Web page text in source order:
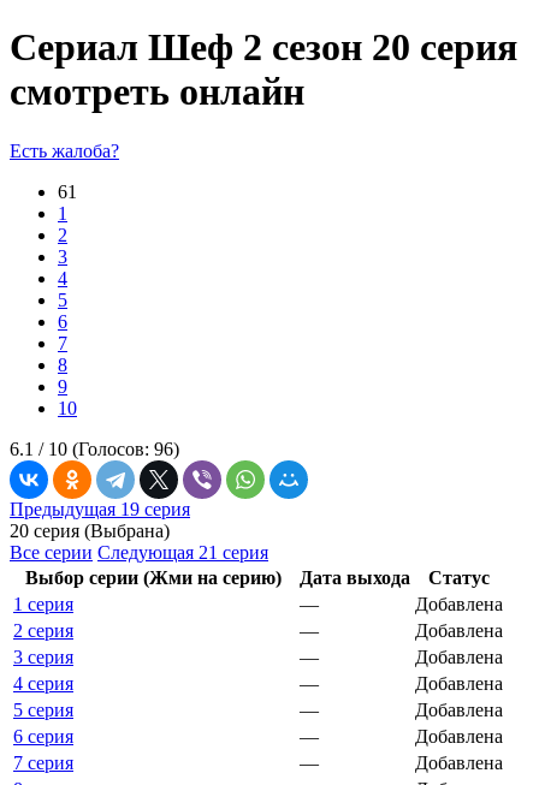
Сериал Шеф 2 сезон 20 серия
смотреть онлайн
Есть жалоба?
61
1
2
3
4
5
6
7
8
9
10
6.1 / 10 (Голосов: 96)
Предыдущая 19 серия
20 серия (Выбрана)
Все серии Следующая 21 серия
Выбор серии (Жми на серию)
Дата выхода
Статус
1 серия
—
Добавлена
2 серия
—
Добавлена
3 серия
—
Добавлена
4 серия
—
Добавлена
5 серия
—
Добавлена
6 серия
—
Добавлена
7 серия
—
Добавлена